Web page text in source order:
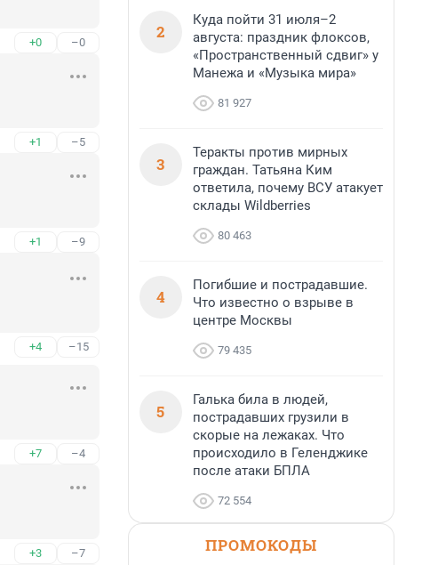
+0 –0
+1 –5
+1 –9
+4 –15
+7 –4
+3 –7
2
Куда пойти 31 июля–2
августа: праздник флоксов,
«Пространственный сдвиг» у
Манежа и «Музыка мира»
81 927
3
Теракты против мирных
граждан. Татьяна Ким
ответила, почему ВСУ атакует
склады Wildberries
80 463
4
Погибшие и пострадавшие.
Что известно о взрыве в
центре Москвы
79 435
5
Галька била в людей,
пострадавших грузили в
скорые на лежаках. Что
происходило в Геленджике
после атаки БПЛА
72 554
ПРОМОКОДЫ